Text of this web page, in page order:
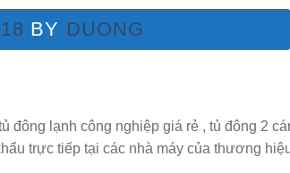
BY DUONG
đông lạnh công nghiệp giá rẻ , tủ đông 2
trực tiếp tại các nhà máy của thương